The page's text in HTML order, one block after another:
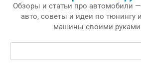
Обзоры и статьи про автомобили
авто, советы и идеи по тюнингу
машины своими руками
Поиск: